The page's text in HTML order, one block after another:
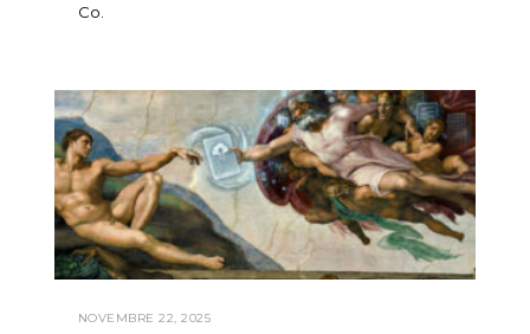
Co.
NOVEMBRE 22, 2025